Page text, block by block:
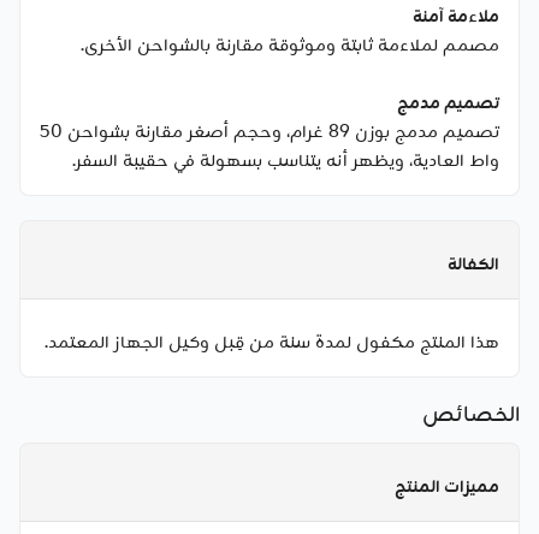
ملاءمة آمنة
مصمم لملاءمة ثابتة وموثوقة مقارنة بالشواحن الأخرى.
تصميم مدمج
تصميم مدمج بوزن 89 غرام، وحجم أصغر مقارنة بشواحن 50
واط العادية، ويظهر أنه يتناسب بسهولة في حقيبة السفر.
الكفالة
هذا المنتج مكفول لمدة سنة من قِبل وكيل الجهاز المعتمد.
الخصائص
مميزات المنتج